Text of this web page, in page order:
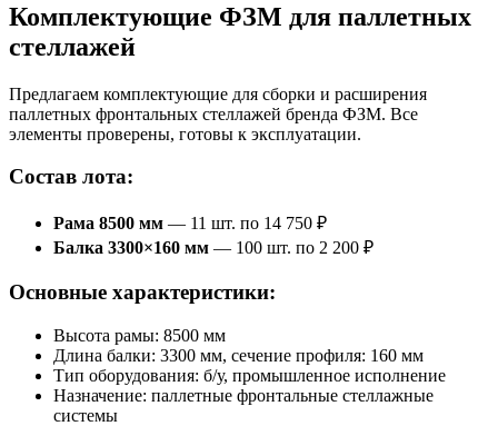
Комплектующие ФЗМ для паллетных
стеллажей
Предлагаем комплектующие для сборки и расширения
паллетных фронтальных стеллажей бренда ФЗМ. Все
элементы проверены, готовы к эксплуатации.
Состав лота:
Рама 8500 мм — 11 шт. по 14 750 ₽
Балка 3300×160 мм — 100 шт. по 2 200 ₽
Основные характеристики:
Высота рамы: 8500 мм
Длина балки: 3300 мм, сечение профиля: 160 мм
Тип оборудования: б/у, промышленное исполнение
Назначение: паллетные фронтальные стеллажные
системы